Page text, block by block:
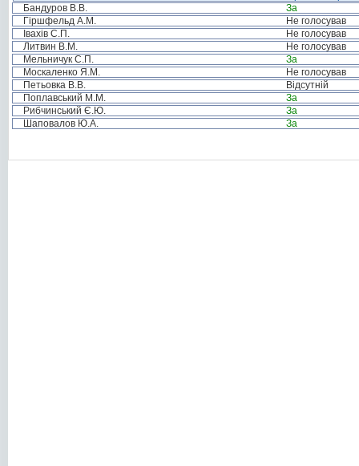
Бандуров В.В.
За
Гіршфельд А.М.
Не голосував
Івахів С.П.
Не голосував
Литвин В.М.
Не голосував
Мельничук С.П.
За
Москаленко Я.М.
Не голосував
Петьовка В.В.
Відсутній
Поплавський М.М.
За
Рибчинський Є.Ю.
За
Шаповалов Ю.А.
За